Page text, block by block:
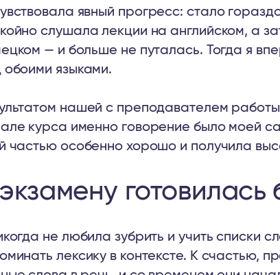
явный прогресс: стало
слушала лекции на английском, а
— и больше не путалась. Тогда я
обоими языками.
нашей с преподавателем
курса именно говорение было моей
частью особенно хорошо и получила
готовилась
не любила зубрить и учить списки
лексику в контексте. К счастью,